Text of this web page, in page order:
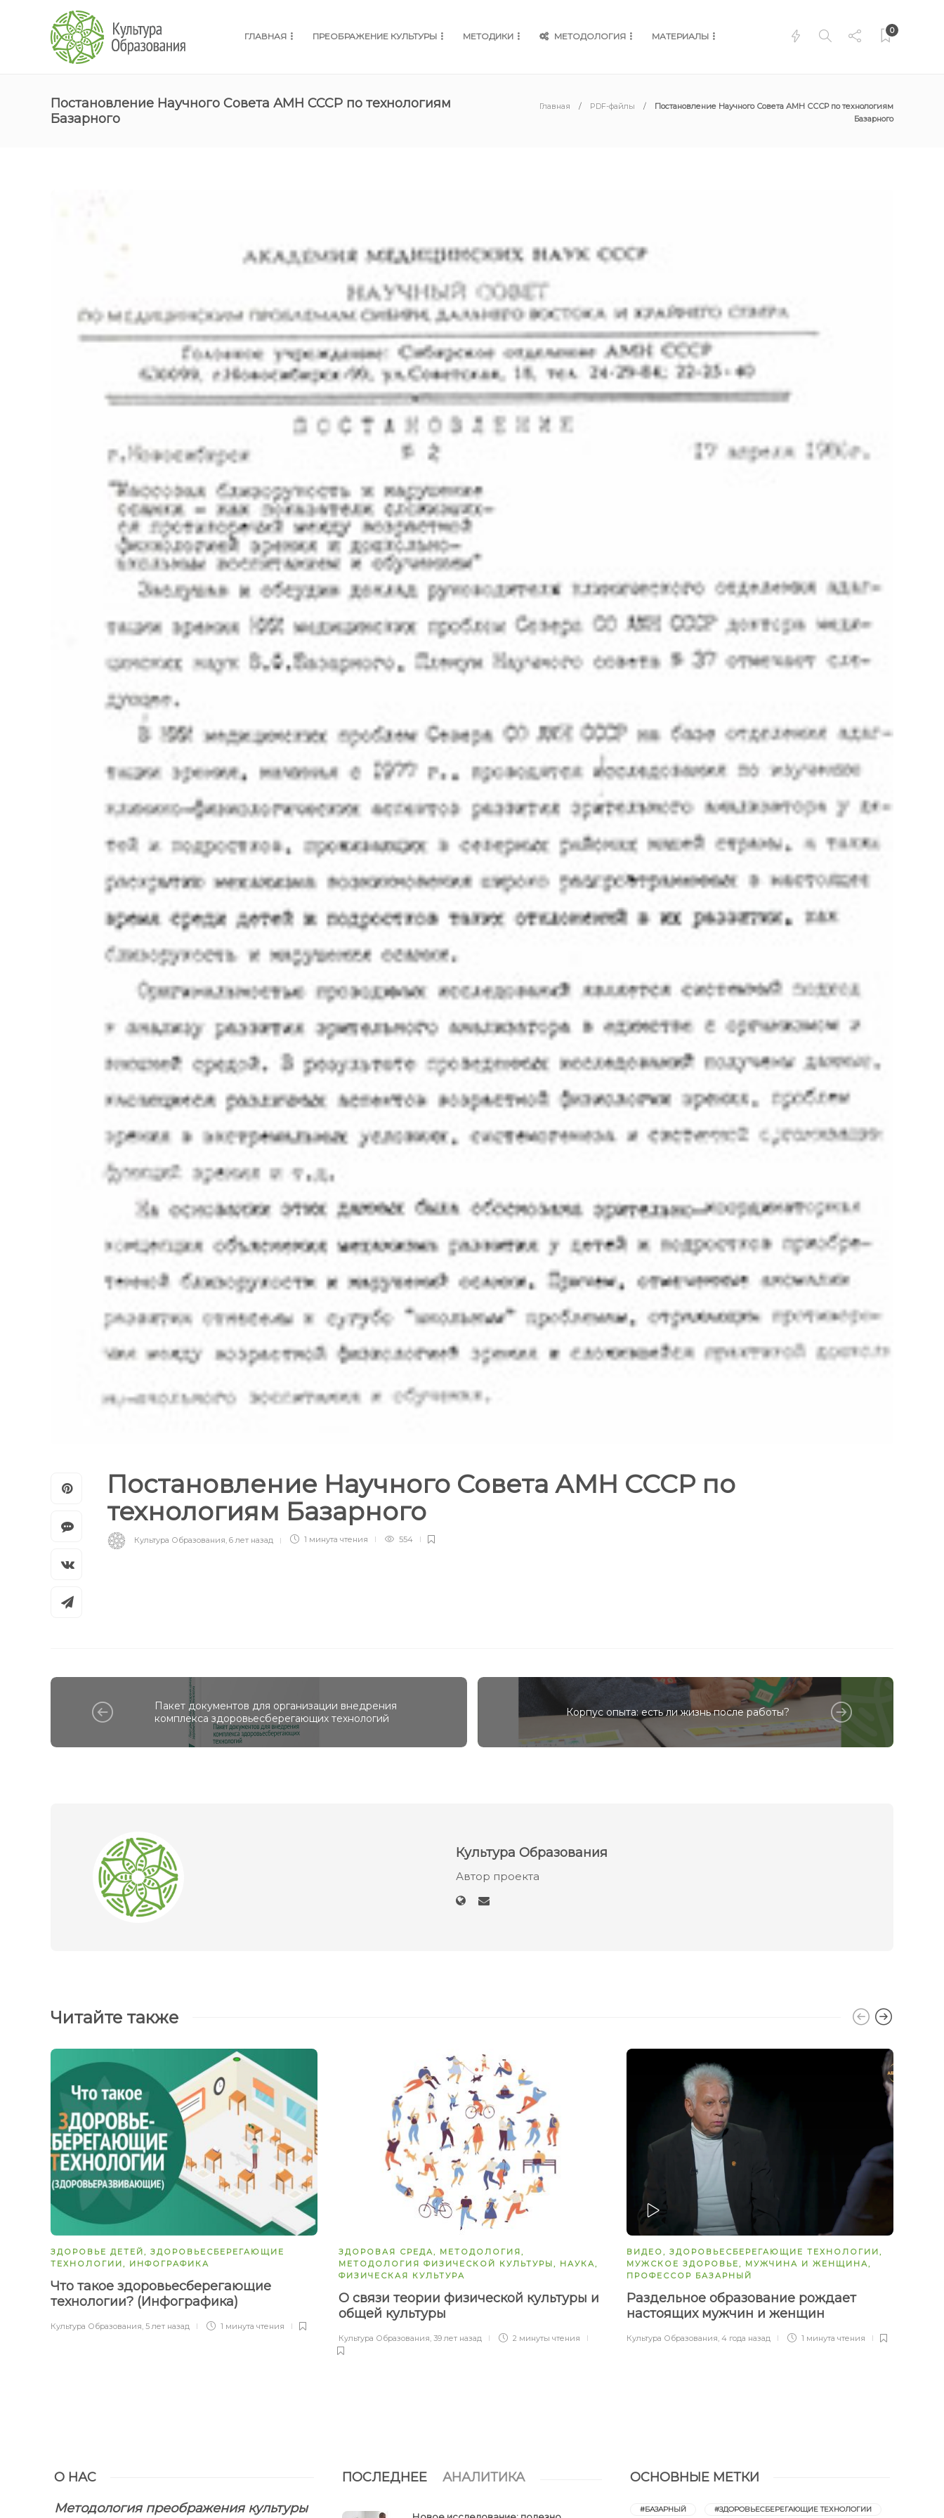
ГЛАВНАЯ ПРЕОБРАЖЕНИЕ КУЛЬТУРЫ МЕТОДИКИ МЕТОДОЛОГИЯ МАТЕРИАЛЫ
0
Постановление Научного Совета АМН СССР по технологиям
Базарного
Главная PDF-файлы
Постановление Научного Совета АМН СССР по технологиям
Базарного
Постановление Научного Совета АМН СССР по
технологиям Базарного
Культура Образования 6 лет назад 1 минута чтения 554
Пакет документов для организации внедрения
комплекса здоровьесберегающих технологий
Корпус опыта: есть ли жизнь после работы?
Культура Образования
Автор проекта
Читайте также
ЗДОРОВЬЕ ДЕТЕЙ , ЗДОРОВЬЕСБЕРЕГАЮЩИЕ
ТЕХНОЛОГИИ , ИНФОГРАФИКА
Что такое здоровьесберегающие
технологии? (Инфографика)
Культура Образования 5 лет назад 1 минута чтения
ЗДОРОВАЯ СРЕДА , МЕТОДОЛОГИЯ ,
МЕТОДОЛОГИЯ ФИЗИЧЕСКОЙ КУЛЬТУРЫ , НАУКА ,
ФИЗИЧЕСКАЯ КУЛЬТУРА
О связи теории физической культуры и
общей культуры
Культура Образования 39 лет назад 2 минуты чтения
ЗАПУСТИТЬ
ВИДЕО , ЗДОРОВЬЕСБЕРЕГАЮЩИЕ ТЕХНОЛОГИИ ,
МУЖСКОЕ ЗДОРОВЬЕ , МУЖЧИНА И ЖЕНЩИНА ,
ПРОФЕССОР БАЗАРНЫЙ
Раздельное образование рождает
настоящих мужчин и женщин
Культура Образования 4 года назад 1 минута чтения
О НАС
Методология преображения культуры
ПОСЛЕДНЕЕ АНАЛИТИКА ОСНОВНЫЕ МЕТКИ
#БАЗАРНЫЙ #ЗДОРОВЬЕСБЕРЕГАЮЩИЕ ТЕХНОЛОГИИ